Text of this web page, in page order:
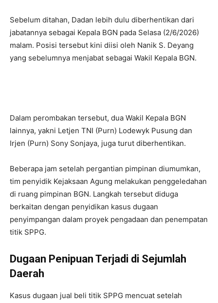
Sebelum ditahan, Dadan lebih dulu diberhentikan dari
jabatannya sebagai Kepala BGN pada Selasa (2/6/2026)
malam. Posisi tersebut kini diisi oleh Nanik S. Deyang
yang sebelumnya menjabat sebagai Wakil Kepala BGN.
Dalam perombakan tersebut, dua Wakil Kepala BGN
lainnya, yakni Letjen TNI (Purn) Lodewyk Pusung dan
Irjen (Purn) Sony Sonjaya, juga turut diberhentikan.
Beberapa jam setelah pergantian pimpinan diumumkan,
tim penyidik Kejaksaan Agung melakukan penggeledahan
di ruang pimpinan BGN. Langkah tersebut diduga
berkaitan dengan penyidikan kasus dugaan
penyimpangan dalam proyek pengadaan dan penempatan
titik SPPG.
Dugaan Penipuan Terjadi di Sejumlah
Daerah
Kasus dugaan jual beli titik SPPG mencuat setelah